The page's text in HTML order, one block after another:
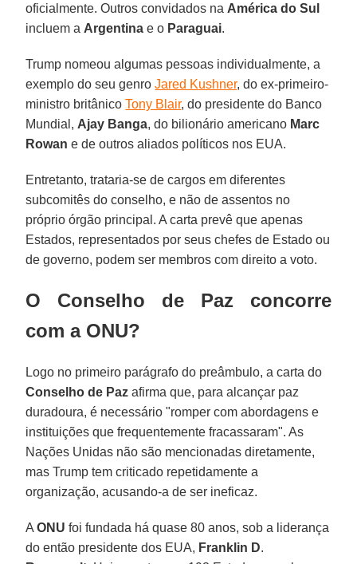
oficialmente. Outros convidados na América do Sul
incluem a Argentina e o Paraguai.
Trump nomeou algumas pessoas individualmente, a
exemplo do seu genroJared Kushner, do ex‑primeiro-
ministro britânicoTony Blair, do presidente do Banco
Mundial, Ajay Banga, do bilionário americano Marc
Rowan e de outros aliados políticos nos EUA.
Entretanto, trataria-se de cargos em diferentes
subcomitês do conselho, e não de assentos no
próprio órgão principal. A carta prevê que apenas
Estados, representados por seus chefes de Estado ou
de governo, podem ser membros com direito a voto.
O Conselho de Paz concorre
com a ONU?
Logo no primeiro parágrafo do preâmbulo, a carta do
Conselho de Paz afirma que, para alcançar paz
duradoura, é necessário "romper com abordagens e
instituições que frequentemente fracassaram". As
Nações Unidas não são mencionadas diretamente,
mas Trump tem criticado repetidamente a
organização, acusando-a de ser ineficaz.
AONU foi fundada há quase 80 anos, sob a liderança
do então presidente dos EUA, Franklin D.